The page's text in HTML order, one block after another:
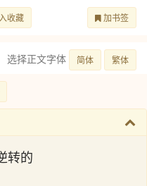
收藏 加书签
选择正文字体 简体 繁体
转的